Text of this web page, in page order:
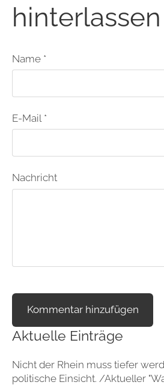
Aktuelle Einträge
Nicht der Rhein muss tiefer
politische Einsicht. /Aktueller
hinterlassen
Name *
E-Mail *
Nachricht